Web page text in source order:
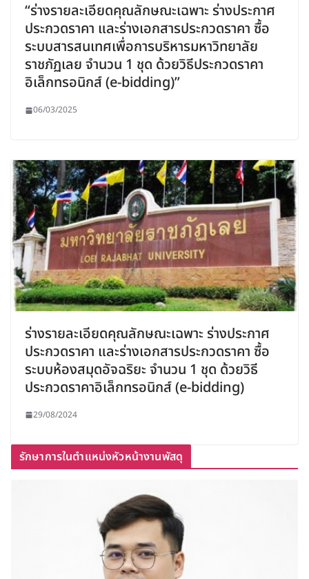
“ร่างรายละเอียดคุณลักษณะเฉพาะ ร่างประกาศ
ประกวดราคา และร่างเอกสารประกวดราคา ซื้อ
ระบบสารสนเทศเพื่อการบริหารมหาวิทยาลัย
ราชภัฏเลย จำนวน 1 ชุด ด้วยวิธีประกวดราคา
อิเล็กทรอนิกส์ (e-bidding)”
06/03/2025
ร่างรายละเอียดคุณลักษณะเฉพาะ ร่างประกาศ
ประกวดราคา และร่างเอกสารประกวดราคา ซื้อ
ระบบห้องสมุดอัจฉริยะ จำนวน 1 ชุด ด้วยวิธี
ประกวดราคาอิเล็กทรอนิกส์ (e-bidding)
29/08/2024
รักษาการในตำแหน่งหัวหน้างานพัสดุ